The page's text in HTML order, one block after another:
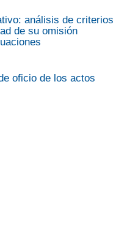
análisis de criterios
de su omisión
oficio de los actos